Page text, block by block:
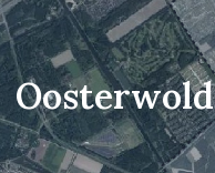
Oosterwold